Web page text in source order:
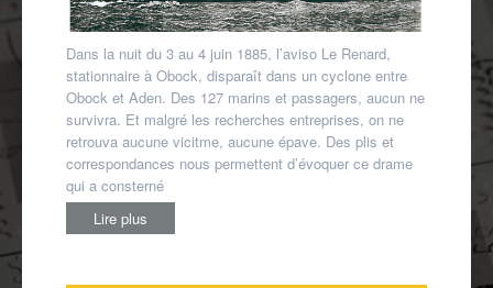
Dans la nuit du 3 au 4 juin 1885, l’aviso Le Renard,
stationnaire à Obock, disparaît dans un cyclone entre
Obock et Aden. Des 127 marins et passagers, aucun ne
survivra. Et malgré les recherches entreprises, on ne
retrouva aucune vicitme, aucune épave. Des plis et
correspondances nous permettent d’évoquer ce drame
qui a consterné
Lire plus